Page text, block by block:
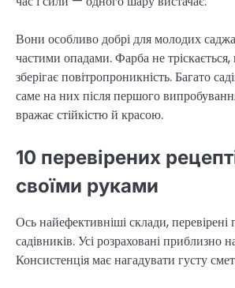
Вони особливо добрі для молодих
частими опадами. Фарба не тріскається,
зберігає повітропроникність. Багато
саме на них після першого
вражає стійкістю й красою.
10 перевірених
своїми руками
Ось найефективніші склади, перевірені
садівників. Усі розраховані приблизно
Консистенція має нагадувати густу